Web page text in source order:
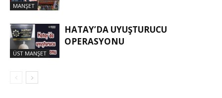
MANŞET
ÜST MANŞET
HATAY’DA UYUŞTURUCU
OPERASYONU